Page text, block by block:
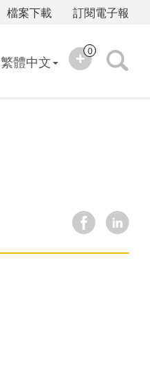
訂閱電子報
檔案下載
繁體中文
0